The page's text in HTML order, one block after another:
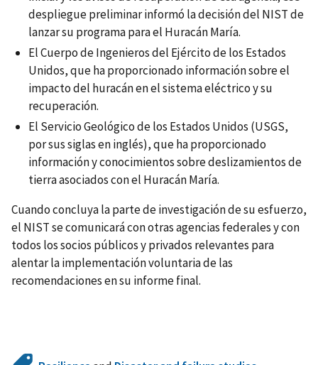
despliegue preliminar informó la decisión del NIST de
lanzar su programa para el Huracán María.
El Cuerpo de Ingenieros del Ejército de los Estados
Unidos, que ha proporcionado información sobre el
impacto del huracán en el sistema eléctrico y su
recuperación.
El Servicio Geológico de los Estados Unidos (USGS,
por sus siglas en inglés), que ha proporcionado
información y conocimientos sobre deslizamientos de
tierra asociados con el Huracán María.
Cuando concluya la parte de investigación de su esfuerzo,
el NIST se comunicará con otras agencias federales y con
todos los socios públicos y privados relevantes para
alentar la implementación voluntaria de las
recomendaciones en su informe final.